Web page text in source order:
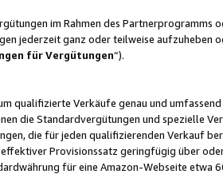
im Rahmen des Partnerprogramms
jederzeit ganz oder teilweise aufzuheben
für Vergütungen“).
qualifizierte Verkäufe genau und
die Standardvergütungen und spezielle
die für jeden qualifizierenden Verkauf
Provisionssatz geringfügig über
für eine Amazon-Webseite etwa